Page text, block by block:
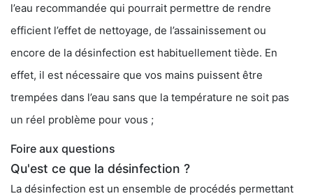
l’eau recommandée qui pourrait permettre de rendre
efficient l’effet de nettoyage, de l’assainissement ou
encore de la désinfection est habituellement tiède. En
effet, il est nécessaire que vos mains puissent être
trempées dans l’eau sans que la température ne soit pas
un réel problème pour vous ;
Foire aux questions
Qu'est ce que la désinfection ?
La désinfection est un ensemble de procédés permettant